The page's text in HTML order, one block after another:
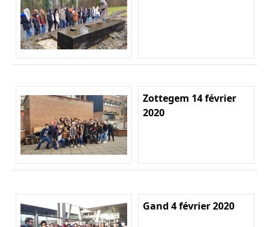
Zottegem 14 février
2020
Gand 4 février 2020